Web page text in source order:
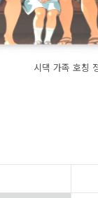
시댁 가족 호칭